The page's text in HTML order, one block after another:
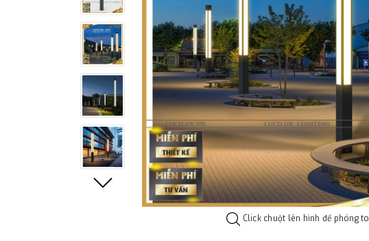
Click chuột lên hình để phóng to